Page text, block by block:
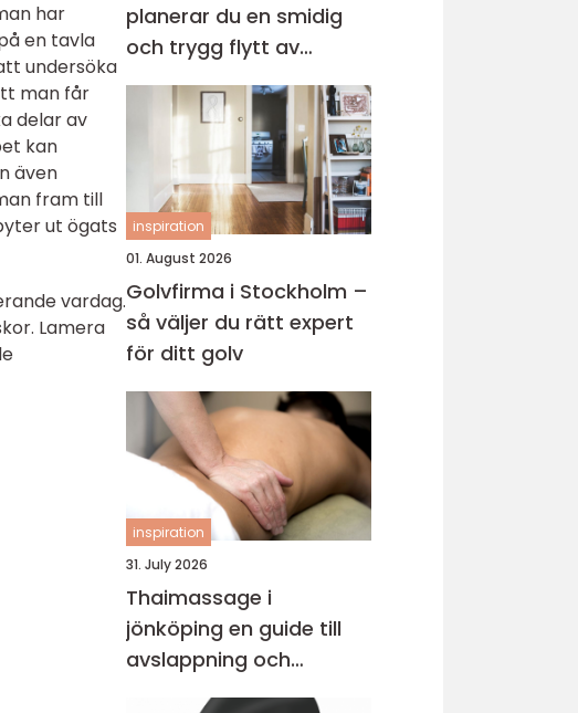
har
en tavla
undersöka
man får
delar av
kan
även
fram till
ut ögats
vardag.
Lamera
planerar du en smidig
och trygg flytt av
verksamheten
inspiration
01. August 2026
Golvfirma i Stockholm –
så väljer du rätt expert
för ditt golv
inspiration
31. July 2026
Thaimassage i
jönköping en guide till
avslappning och
behandling